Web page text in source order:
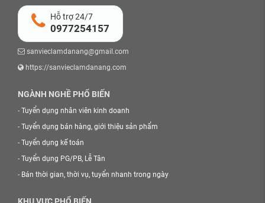
Hỗ trợ 24/7
0977254157
sanvieclamdanang@gmail.com
https://sanvieclamdanang.com
NGÀNH NGHỀ PHỔ BIẾN
- Tuyển dụng nhân viên kinh doanh
- Tuyển dụng bán hàng, giới thiệu sản phẩm
- Tuyển dụng kế toán
- Tuyển dụng PG/PB, Lễ Tân
- Bán thời gian, thời vụ, tuyển nhanh trong ngày